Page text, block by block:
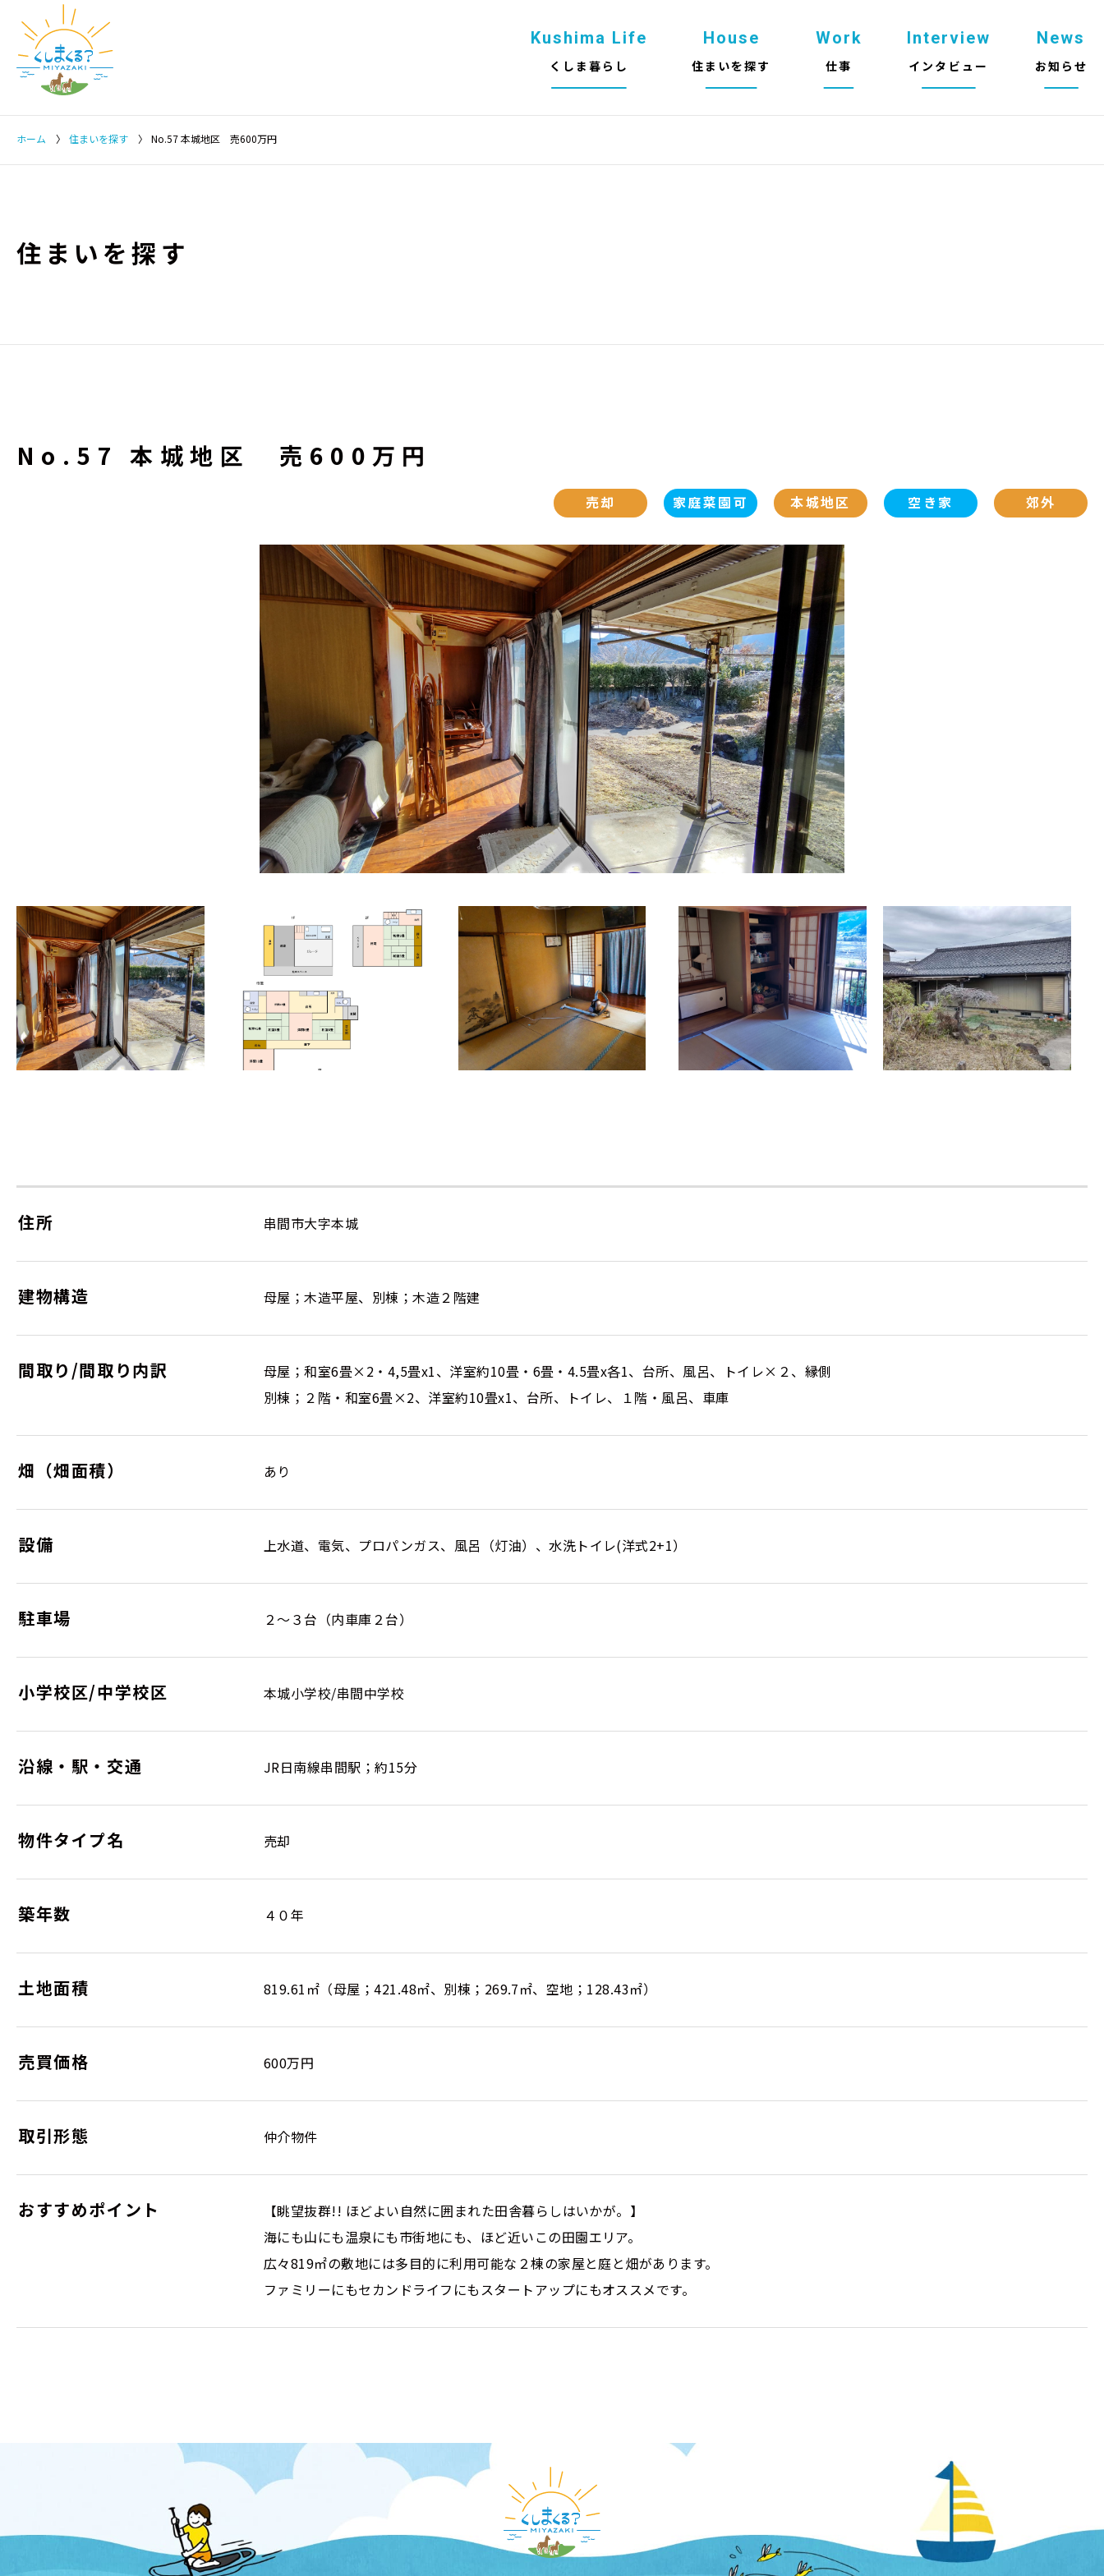
Kushima Life
くしま暮らし
House
住まいを探す
Work
仕事
Interview
インタビュー
News
お知らせ
ホーム 〉 住まいを探す 〉 No.57 本城地区 売600万円
住まいを探す
No.57 本城地区 売600万円
売却 家庭菜園可 本城地区 空き家 郊外
住所 串間市大字本城
建物構造 母屋；木造平屋、別棟；木造２階建
間取り/間取り内訳
母屋；和室6畳×2・4,5畳x1、洋室約10畳・6畳・4.5畳x各1、台所、風呂、トイレ×２、縁側
別棟；２階・和室6畳×2、洋室約10畳x1、台所、トイレ、１階・風呂、車庫
畑（畑面積） あり
設備 上水道、電気、プロパンガス、風呂（灯油）、水洗トイレ(洋式2+1）
駐車場 ２～３台（内車庫２台）
小学校区/中学校区 本城小学校/串間中学校
沿線・駅・交通 JR日南線串間駅；約15分
物件タイプ名 売却
築年数 ４０年
土地面積 819.61㎡（母屋；421.48㎡、別棟；269.7㎡、空地；128.43㎡）
売買価格 600万円
取引形態 仲介物件
おすすめポイント
【眺望抜群!! ほどよい自然に囲まれた田舎暮らしはいかが。】
海にも山にも温泉にも市街地にも、ほど近いこの田園エリア。
広々819㎡の敷地には多目的に利用可能な２棟の家屋と庭と畑があります。
ファミリーにもセカンドライフにもスタートアップにもオススメです。